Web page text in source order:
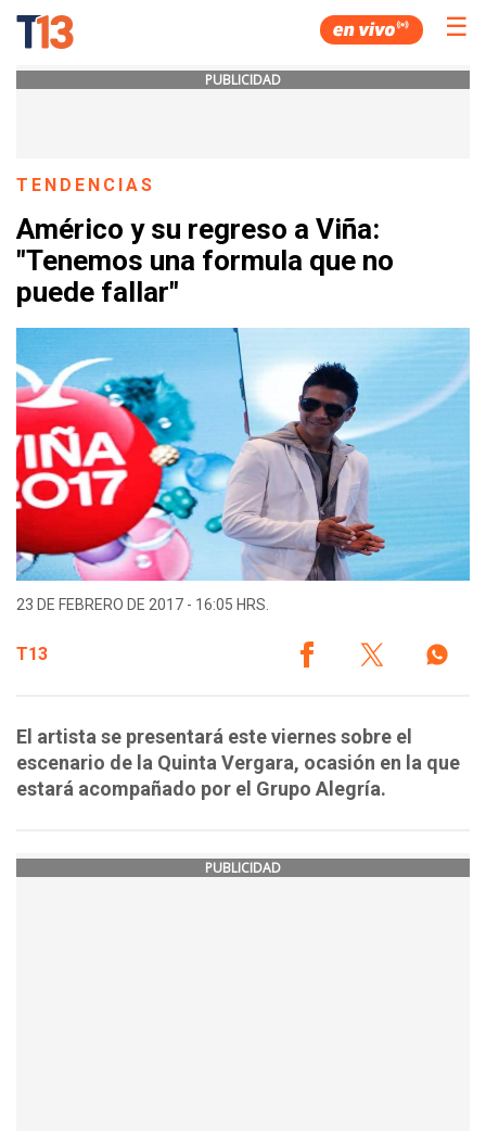
☰
PUBLICIDAD
TENDENCIAS
Américo y su regreso a Viña:
"Tenemos una formula que no
puede fallar"
23 DE FEBRERO DE 2017 - 16:05 HRS.
T13
El artista se presentará este viernes sobre el
escenario de la Quinta Vergara, ocasión en la que
estará acompañado por el Grupo Alegría.
PUBLICIDAD